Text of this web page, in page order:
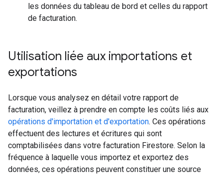
les données du tableau de bord et celles du rapport
de facturation.
Utilisation liée aux importations et
exportations
Lorsque vous analysez en détail votre rapport de
facturation, veillez à prendre en compte les coûts liés aux
opérations d'importation et d'exportation. Ces opérations
effectuent des lectures et écritures qui sont
comptabilisées dans votre facturation Firestore. Selon la
fréquence à laquelle vous importez et exportez des
données, ces opérations peuvent constituer une source